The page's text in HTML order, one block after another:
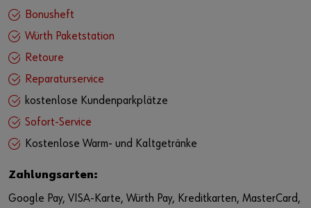
Bonusheft
Würth Paketstation
Retoure
Reparaturservice
kostenlose Kundenparkplätze
Sofort-Service
Kostenlose Warm- und Kaltgetränke
Zahlungsarten:
Google Pay, VISA-Karte, Würth Pay, Kreditkarten, MasterCard,